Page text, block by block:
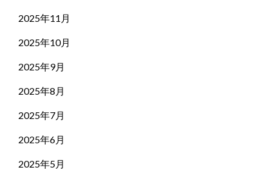
2025年11月
2025年10月
2025年9月
2025年8月
2025年7月
2025年6月
2025年5月